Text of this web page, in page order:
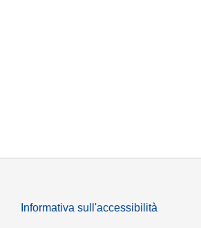
Informativa sull'accessibilità